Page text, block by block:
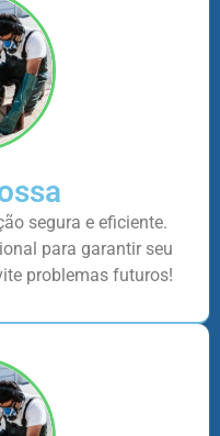
segura e eficiente.
para garantir seu
problemas futuros!